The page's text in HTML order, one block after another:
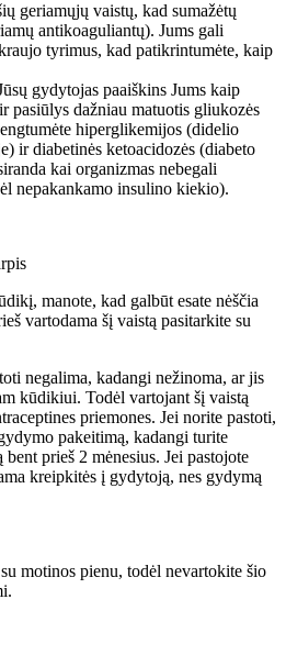
geriamųjų vaistų, kad sumažėtų
antikoaguliantų). Jums gali
tyrimus, kad patikrintumėte, kaip
gydytojas paaiškins Jums kaip
pasiūlys dažniau matuotis gliukozės
hiperglikemijos (didelio
ir diabetinės ketoacidozės (diabeto
kai organizmas nebegali
nepakankamo insulino kiekio).
manote, kad galbūt esate nėščia
vartodama šį vaistą pasitarkite su
negalima, kadangi nežinoma, ar jis
kūdikiui. Todėl vartojant šį vaistą
priemones. Jei norite pastoti,
pakeitimą, kadangi turite
prieš 2 mėnesius. Jei pastojote
kreipkitės į gydytoją, nes gydymą
motinos pienu, todėl nevartokite šio